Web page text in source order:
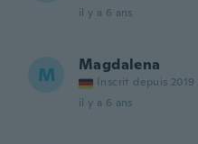
il y a 6 ans
M Magdalena
Inscrit depuis 2019
il y a 6 ans